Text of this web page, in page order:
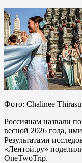
Фото: Chalinee
Россиянам назвали
весной 2026 года,
Результатами
«Лентой.ру»
OneTwoTrip.